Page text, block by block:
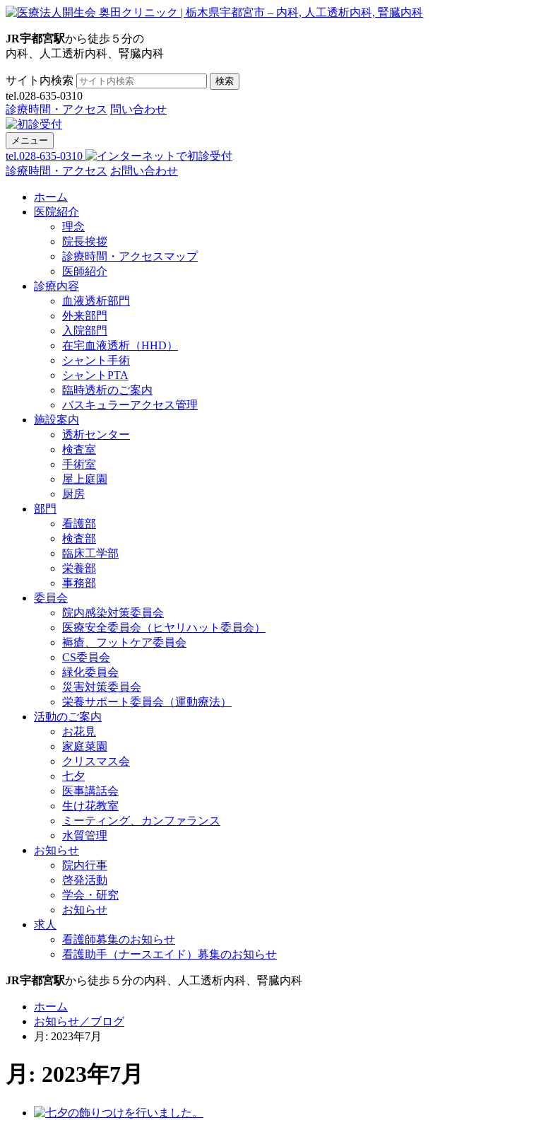
JR宇都宮駅から徒歩５分の
内科、人工透析内科、腎臓内科
サイト内検索 検索
tel.028-635-0310
診療時間・アクセス 問い合わせ
メニュー
tel.028-635-0310
診療時間・アクセス お問い合わせ
ホーム
医院紹介
理念
院長挨拶
診療時間・アクセスマップ
医師紹介
診療内容
血液透析部門
外来部門
入院部門
在宅血液透析（HHD）
シャント手術
シャントPTA
臨時透析のご案内
バスキュラーアクセス管理
施設案内
透析センター
検査室
手術室
屋上庭園
厨房
部門
看護部
検査部
臨床工学部
栄養部
事務部
委員会
院内感染対策委員会
医療安全委員会（ヒヤリハット委員会）
褥瘡、フットケア委員会
CS委員会
緑化委員会
災害対策委員会
栄養サポート委員会（運動療法）
活動のご案内
お花見
家庭菜園
クリスマス会
七夕
医事講話会
生け花教室
ミーティング、カンファランス
水質管理
お知らせ
院内行事
啓発活動
学会・研究
お知らせ
求人
看護師募集のお知らせ
看護助手（ナースエイド）募集のお知らせ
JR宇都宮駅から徒歩５分の内科、人工透析内科、腎臓内科
ホーム
お知らせ／ブログ
月: 2023年7月
月: 2023年7月